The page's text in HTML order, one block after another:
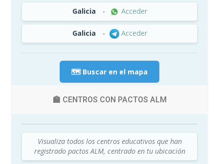
Galicia - Acceder
Galicia - Acceder
🗺️ Buscar en el mapa
🏫 CENTROS CON PACTOS ALM
Visualiza todos los centros educativos que han
registrado pactos ALM, centrado en tu ubicación